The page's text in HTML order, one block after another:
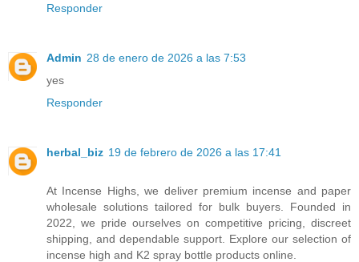
Responder
Admin 28 de enero de 2026 a las 7:53
yes
Responder
herbal_biz 19 de febrero de 2026 a las 17:41
At Incense Highs, we deliver premium incense and paper
wholesale solutions tailored for bulk buyers. Founded in
2022, we pride ourselves on competitive pricing, discreet
shipping, and dependable support. Explore our selection of
incense high and K2 spray bottle products online.